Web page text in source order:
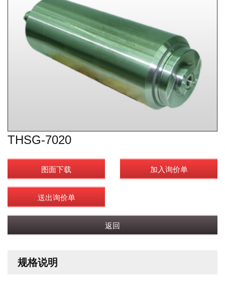
THSG-7020
图面下载 加入询价单
送出询价单
返回
规格说明